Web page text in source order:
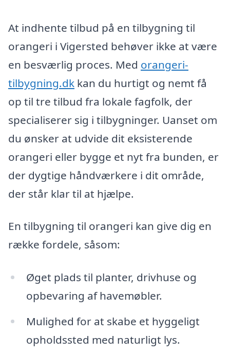
At indhente tilbud på en tilbygning til
orangeri i Vigersted behøver ikke at være
en besværlig proces. Med orangeri-
tilbygning.dk kan du hurtigt og nemt få
op til tre tilbud fra lokale fagfolk, der
specialiserer sig i tilbygninger. Uanset om
du ønsker at udvide dit eksisterende
orangeri eller bygge et nyt fra bunden, er
der dygtige håndværkere i dit område,
der står klar til at hjælpe.
En tilbygning til orangeri kan give dig en
række fordele, såsom:
Øget plads til planter, drivhuse og
opbevaring af havemøbler.
Mulighed for at skabe et hyggeligt
opholdssted med naturligt lys.